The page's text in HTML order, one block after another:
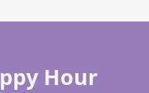
Hour